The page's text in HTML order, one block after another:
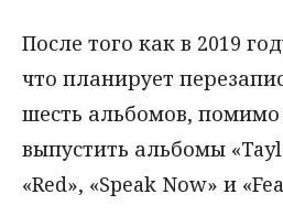
После того как в 2019
что планирует
шесть альбомов, помимо
выпустить альбомы
«Red», «Speak Now» и